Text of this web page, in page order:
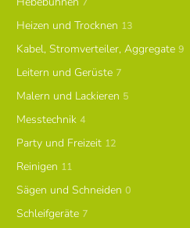
Heizen und Trocknen 13
Kabel, Stromverteiler, Aggregate 9
Leitern und Gerüste 7
Malern und Lackieren 5
Messtechnik 4
Party und Freizeit 12
Reinigen 11
Sägen und Schneiden 0
Schleifgeräte 7